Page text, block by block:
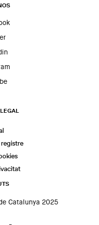
Catalunya 2025